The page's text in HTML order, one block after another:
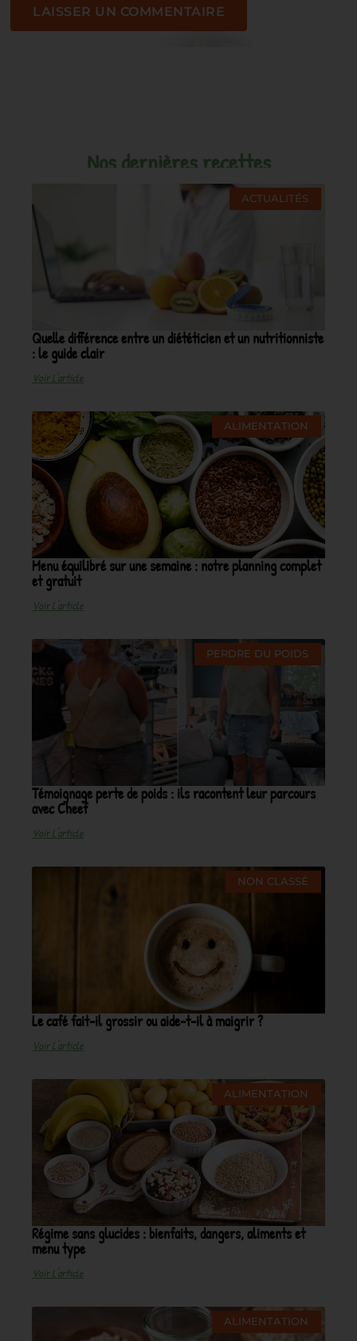
Nos dernières recettes
ACTUALITÉS
Quelle différence entre un diététicien et un nutritionniste
: le guide clair
Voir L'article
ALIMENTATION
Menu équilibré sur une semaine : notre planning complet
et gratuit
Voir L'article
PERDRE DU POIDS
Témoignage perte de poids : ils racontent leur parcours
avec Cheef
Voir L'article
NON CLASSÉ
Le café fait-il grossir ou aide-t-il à maigrir ?
Voir L'article
ALIMENTATION
Régime sans glucides : bienfaits, dangers, aliments et
menu type
Voir L'article
ALIMENTATION